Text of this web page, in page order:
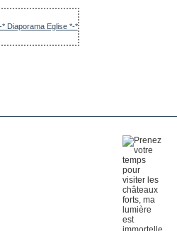
* Diaporama Eglise *-*